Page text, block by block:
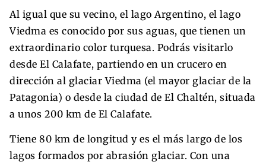
Al igual que su vecino, el lago Argentino, el lago
Viedma es conocido por sus aguas, que tienen un
extraordinario color turquesa. Podrás visitarlo
desde El Calafate, partiendo en un crucero en
dirección al glaciar Viedma (el mayor glaciar de la
Patagonia) o desde la ciudad de El Chaltén, situada
a unos 200 km de El Calafate.
Tiene 80 km de longitud y es el más largo de los
lagos formados por abrasión glaciar. Con una